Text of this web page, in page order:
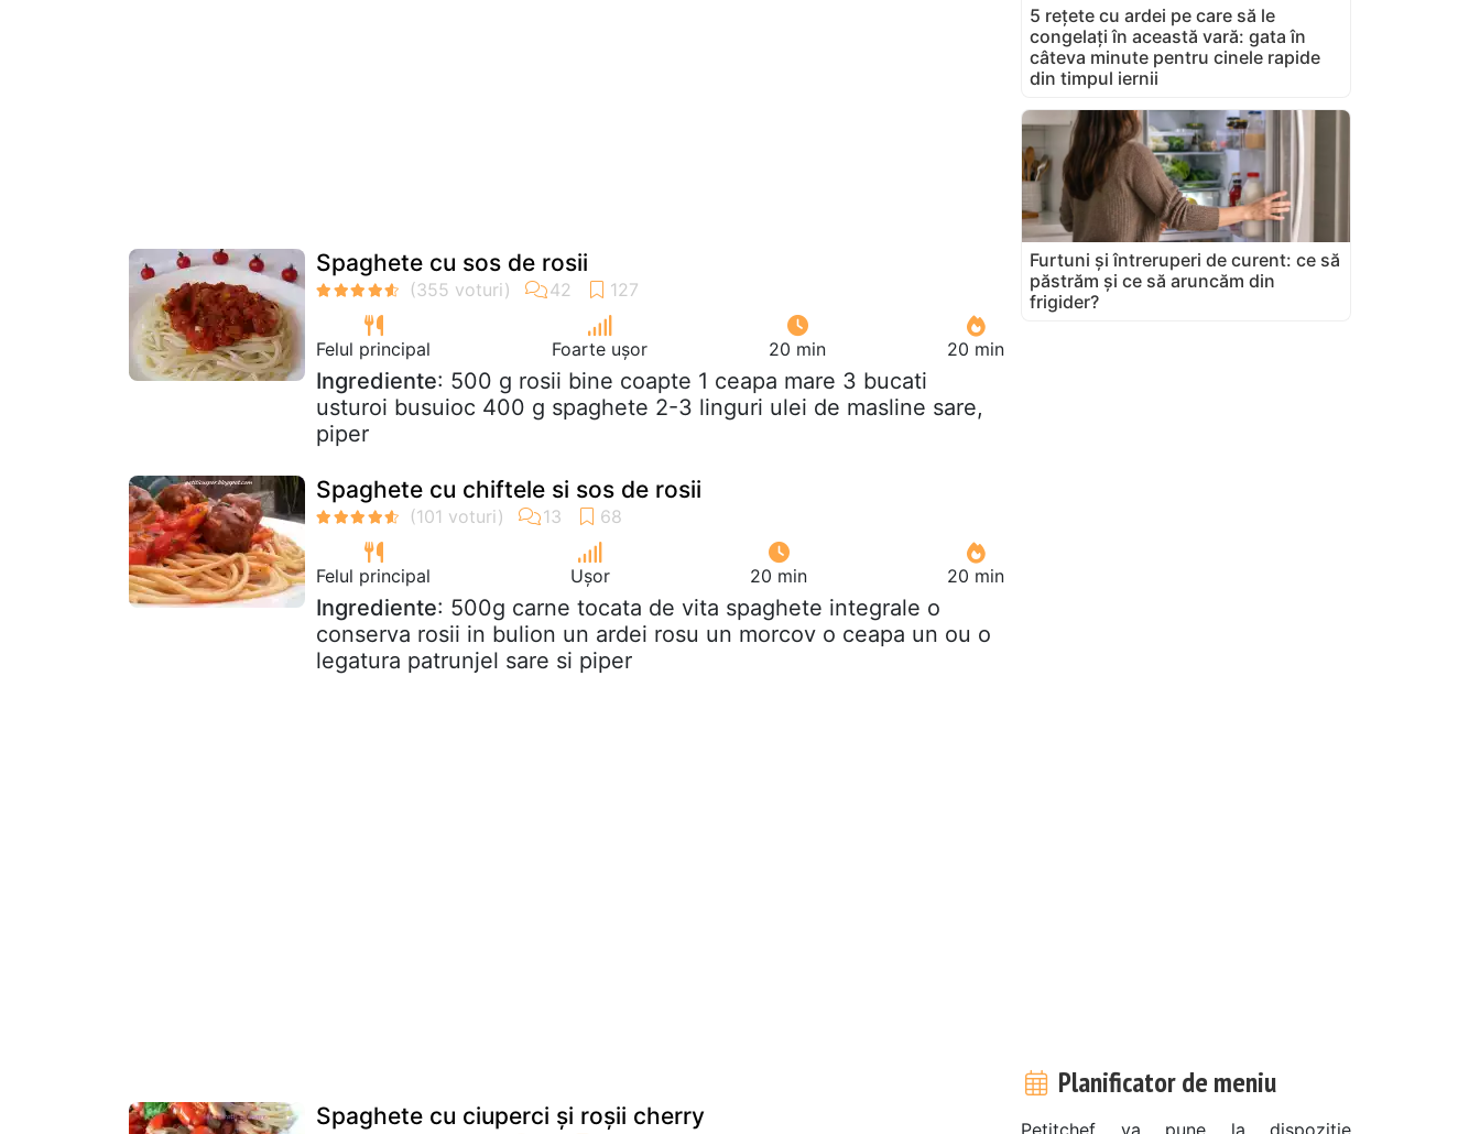
Spaghete cu sos de rosii
Felul principal Foarte ușor 20 min 20 min
Ingrediente: 500 g rosii bine coapte 1 ceapa mare 3 bucati
usturoi busuioc 400 g spaghete 2-3 linguri ulei de masline sare,
piper
Spaghete cu chiftele si sos de rosii
Felul principal Ușor 20 min 20 min
Ingrediente: 500g carne tocata de vita spaghete integrale o
conserva rosii in bulion un ardei rosu un morcov o ceapa un ou o
legatura patrunjel sare si piper
Spaghete cu ciuperci și roșii cherry
5 rețete cu ardei pe care să le
congelați în această vară: gata în
câteva minute pentru cinele rapide
din timpul iernii
Furtuni și întreruperi de curent: ce să
păstrăm și ce să aruncăm din
frigider?
Planificator de meniu
Petitchef va pune la dispoziție